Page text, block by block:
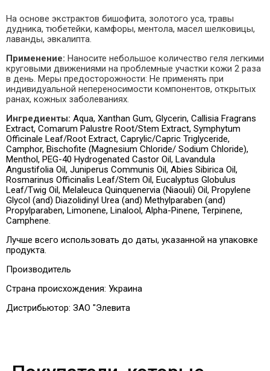
На основе экстрактов бишофита, золотого уса, травы
дудника, тюбетейки, камфоры, ментола, масел шелковицы,
лаванды, эвкалипта.
Применение: Наносите небольшое количество геля легкими
круговыми движениями на проблемные участки кожи 2 раза
в день. Меры предосторожности: Не применять при
индивидуальной непереносимости компонентов, открытых
ранах, кожных заболеваниях.
Ингредиенты: Aqua, Xanthan Gum, Glycerin, Callisia Fragrans
Extract, Comarum Palustre Root/Stem Extract, Symphytum
Officinale Leaf/Root Extract, Caprylic/Capric Triglyceride,
Camphor, Bischofite (Magnesium Chloride/ Sodium Chloride),
Menthol, PEG-40 Hydrogenated Castor Oil, Lavandula
Angustifolia Oil, Juniperus Communis Oil, Abies Sibirica Oil,
Rosmarinus Officinalis Leaf/Stem Oil, Eucalyptus Globulus
Leaf/Twig Oil, Melaleuca Quinquenervia (Niaouli) Oil, Propylene
Glycol (and) Diazolidinyl Urea (and) Methylparaben (and)
Propylparaben, Limonene, Linalool, Alpha-Pinene, Terpinene,
Camphene.
Лучше всего использовать до даты, указанной на упаковке
продукта.
Производитель
Страна происхождения: Украина
Дистрибьютор: ЗАО "Элевита